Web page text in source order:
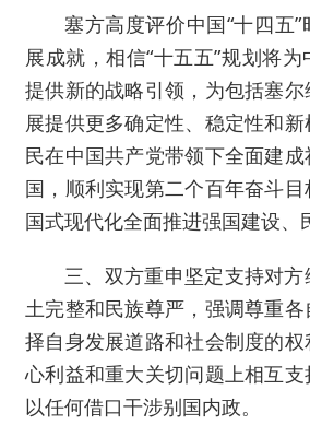
塞方高度评价中国“十四五
展成就，相信“十五五”规划将
提供新的战略引领，为包括塞
展提供更多确定性、稳定性和
民在中国共产党带领下全面建
国，顺利实现第二个百年奋斗
国式现代化全面推进强国建设、
三、双方重申坚定支持对
土完整和民族尊严，强调尊重
择自身发展道路和社会制度的
心利益和重大关切问题上相互
以任何借口干涉别国内政。